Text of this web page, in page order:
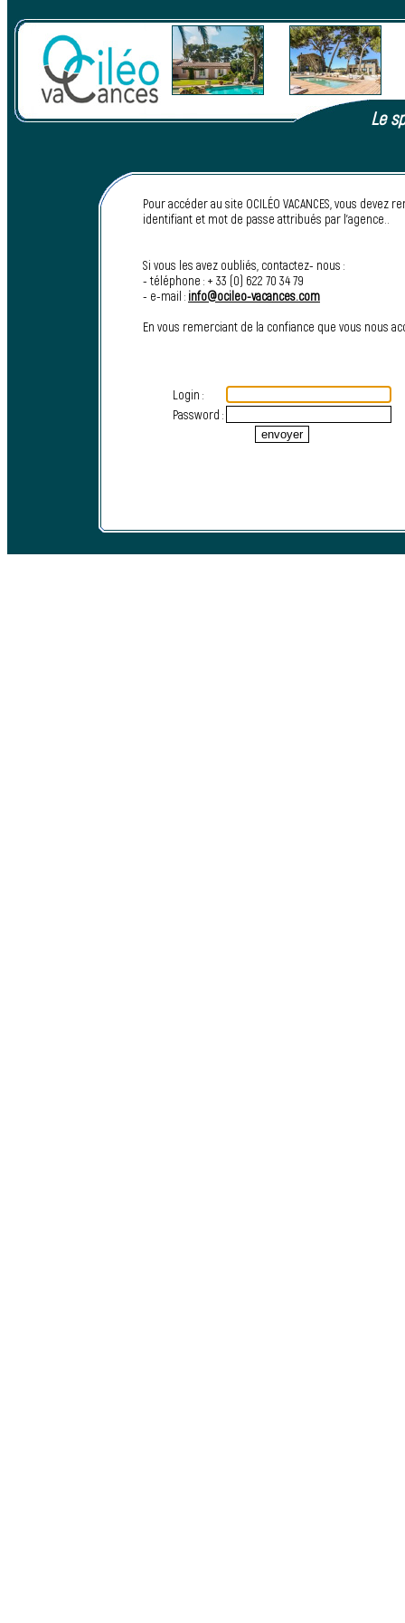
Le
Pour accéder au site OCILÉO VACANCES, vous devez
identifiant et mot de passe attribués par l’agence..
Si vous les avez oubliés, contactez- nous :
- téléphone : + 33 (0) 622 70 34 79
- e-mail : info@ocileo-vacances.com
En vous remerciant de la confiance que vous nous
Login :
Password :